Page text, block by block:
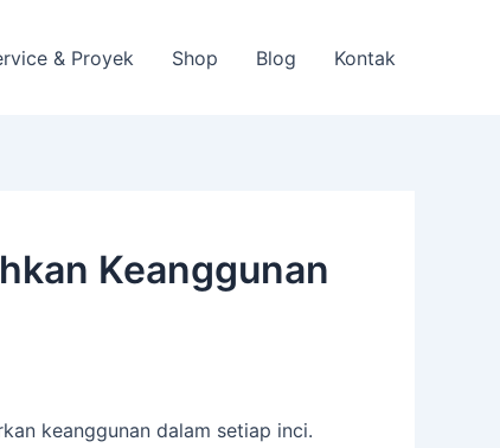
& Proyek Shop Blog Kontak
Keanggunan
keanggunan dalam setiap inci.